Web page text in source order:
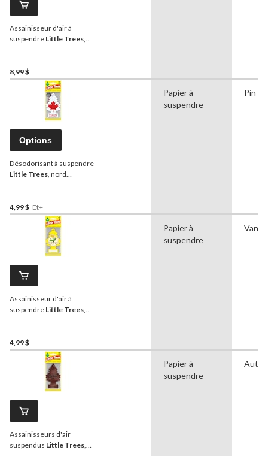
Assainisseur d'air à
suspendre Little Trees,
8,99 $
Options
Désodorisant à suspendre
Little Trees, nord
4,99 $ Et+
Papier à
suspendre
Pin
Assainisseur d'air à
suspendre Little Trees,
4,99 $
Papier à
suspendre
Vanille
Assainisseurs d'air
suspendus Little Trees,
Papier à
suspendre
Autre